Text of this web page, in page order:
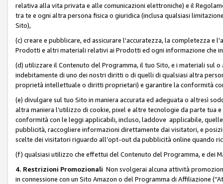
relativa alla vita privata e alle comunicazioni elettroniche) e il
tra te e ogni altra persona fisica o giuridica (inclusa qualsiasi
Sito),
(c) creare e pubblicare, ed assicurare l'accuratezza, la completezza
Prodotti e altri materiali relativi ai Prodotti ed ogni informazione che
(d) utilizzare il Contenuto del Programma, il tuo Sito, e i materiali sul
indebitamente di uno dei nostri diritti o di quelli di qualsiasi altra
proprietà intellettuale o diritti proprietari) e garantire la conformità
(e) divulgare sul tuo Sito in maniera accurata ed adeguata o altresì
altra maniera l’utilizzo di cookie, pixel e altre tecnologie da parte tua
conformità con le leggi applicabili, incluso, laddove applicabile,
pubblicità, raccogliere informazioni direttamente dai visitatori, e
scelte dei visitatori riguardo all’opt-out da pubblicità online quando
(f) qualsiasi utilizzo che effettui del Contenuto del Programma, e dei
4. Restrizioni Promozionali Non svolgerai alcuna attività
in connessione con un Sito Amazon o del Programma di Affiliazione